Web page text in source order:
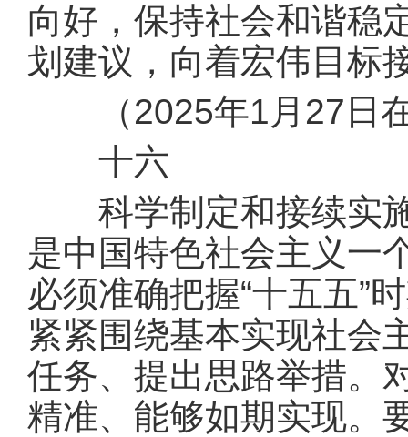
向好，保持社会和谐稳
划建议，向着宏伟目标
（2025年1月27日在
十六
科学制定和接续实施
是中国特色社会主义一
必须准确把握“十五五”
紧紧围绕基本实现社会
任务、提出思路举措。
精准、能够如期实现。